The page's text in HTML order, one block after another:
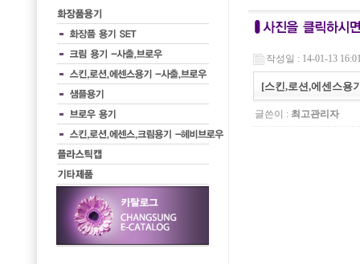
작성일 : 14-01-13
[스킨,로션,에센스용
글쓴이 : 최고관리자